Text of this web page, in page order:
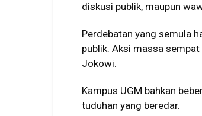
diskusi publik, maupun
Perdebatan yang semula
publik. Aksi massa
Jokowi.
Kampus UGM bahkan
tuduhan yang beredar.